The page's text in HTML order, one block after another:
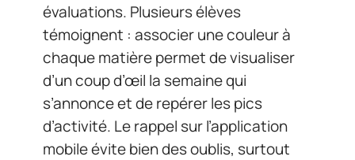
évaluations. Plusieurs élèves
témoignent : associer une couleur à
chaque matière permet de visualiser
d’un coup d’œil la semaine qui
s’annonce et de repérer les pics
d’activité. Le rappel sur l’application
mobile évite bien des oublis, surtout